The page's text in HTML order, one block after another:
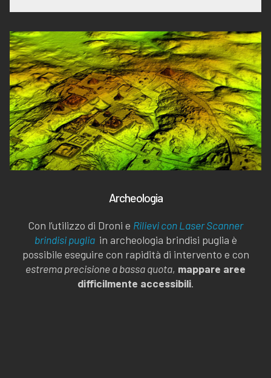
Archeologia
Con l’utilizzo di Droni e Rilievi con Laser Scanner
brindisi puglia in archeologia brindisi puglia è
possibile eseguire con rapidità di intervento e con
estrema precisione a bassa quota, mappare aree
difficilmente accessibili.